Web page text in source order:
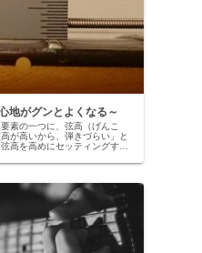
地がグンとよくなる～
素の一つに、弦高（げんこ
が高いから、弾きづらい」と
高を高めにセッティングする